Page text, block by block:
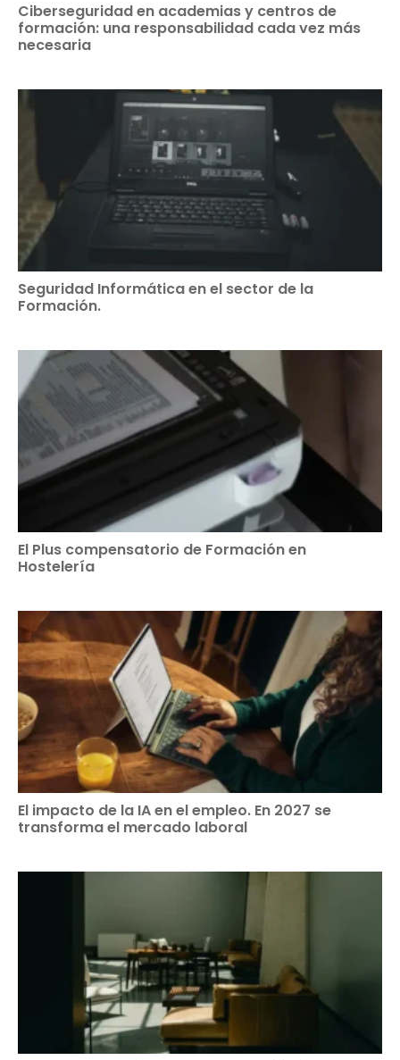
Ciberseguridad en academias y centros de
formación: una responsabilidad cada vez más
necesaria
Seguridad Informática en el sector de la
Formación.
El Plus compensatorio de Formación en
Hostelería
El impacto de la IA en el empleo. En 2027 se
transforma el mercado laboral